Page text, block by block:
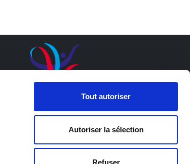
Tout autoriser
Autoriser la sélection
Refuser